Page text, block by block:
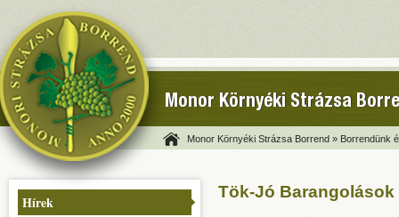
Monor Környéki Strázsa
Monor Környéki Strázsa Borrend » Borrendünk
Hírek
Tök-Jó